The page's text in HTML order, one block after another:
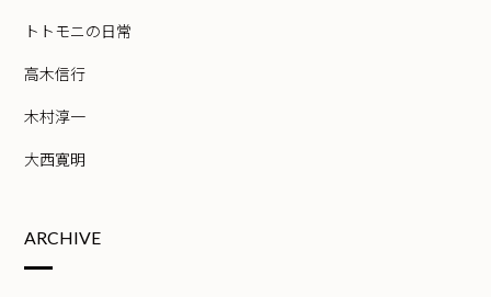
トトモニの日常
高木信行
木村淳一
大西寛明
ARCHIVE